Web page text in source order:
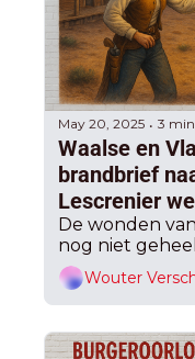
May 20, 2025 • 3
Waalse en
brandbrief
Lescrenier
betalen,
Paasakkoord”
De wonden
nog niet
Wouter